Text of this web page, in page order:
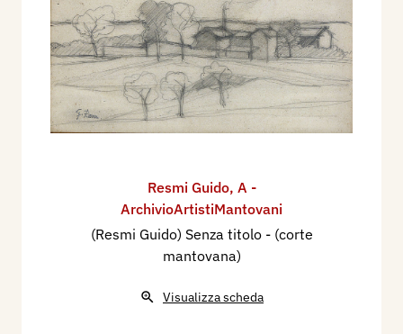
Resmi Guido, A -
ArchivioArtistiMantovani
(Resmi Guido) Senza titolo - (corte
mantovana)
Visualizza scheda